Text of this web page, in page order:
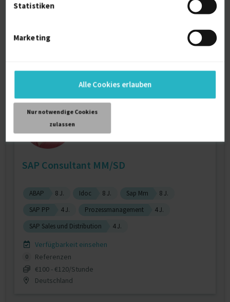
Statistiken
Marketing
Alle Cookies erlauben
Nur notwendige Cookies
zulassen
0
Referenzen
SAP Consultant MM/SD
ABAP 8 J. Idoc 8 J. Sap Mm
8 J.
SAP PP
4 J. Prozessmanagement
4 J.
SAP Sales und Distribution
4 J.
Verfügbarkeit einsehen
0
Referenzen
€100 - €120/Stunde
Deutschland